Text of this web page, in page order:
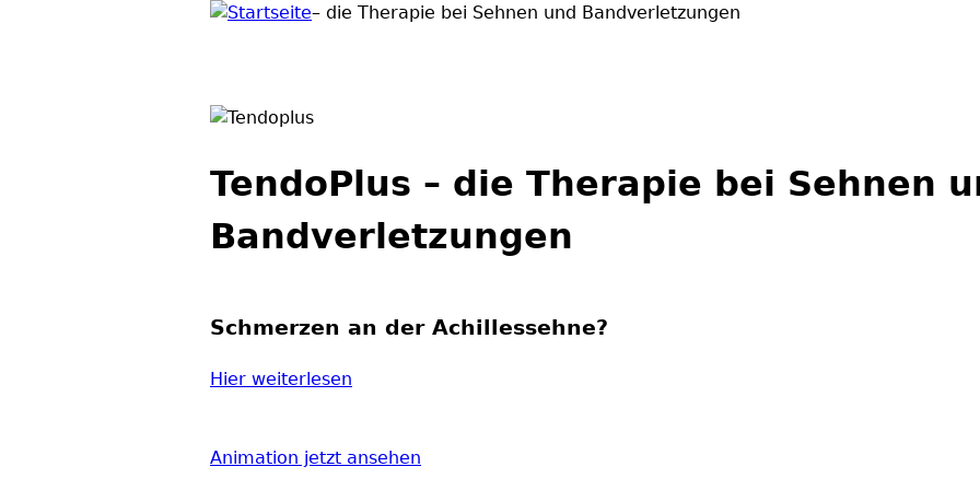
Jump to navigation
– die Therapie bei Sehnen und Bandverletzungen
TendoPlus – die Therapie bei Sehnen
Bandverletzungen
Schmerzen an der Achillessehne?
Hier weiterlesen
Animation jetzt ansehen